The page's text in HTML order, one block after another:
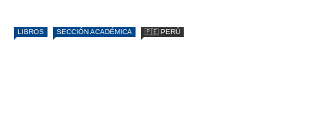
LIBROS SECCIÓN ACADÉMICA 🇵🇪 PERÚ